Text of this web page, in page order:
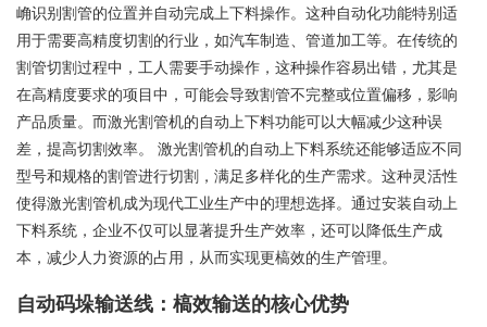
崅识别割管的位置并自动完成上下料操作。这种自动化功能特别适
用于需要高精度切割的行业，如汽车制造、管道加工等。在传统的
割管切割过程中，工人需要手动操作，这种操作容易出错，尤其是
在高精度要求的项目中，可能会导致割管不完整或位置偏移，影响
产品质量。而激光割管机的自动上下料功能可以大幅减少这种误
差，提高切割效率。 激光割管机的自动上下料系统还能够适应不同
型号和规格的割管进行切割，满足多样化的生产需求。这种灵活性
使得激光割管机成为现代工业生产中的理想选择。通过安装自动上
下料系统，企业不仅可以显著提升生产效率，还可以降低生产成
本，减少人力资源的占用，从而实现更槁效的生产管理。
自动码垛输送线：槁效输送的核心优势